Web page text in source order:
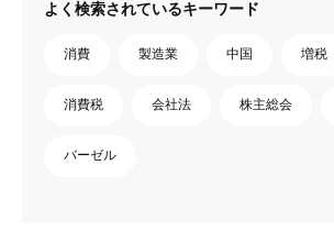
よく検索されているキーワード
消費 製造業 中国 増税
消費税 会社法 株主総会
バーゼル